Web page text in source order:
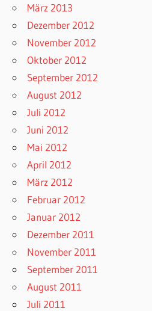
März 2013
Dezember 2012
November 2012
Oktober 2012
September 2012
August 2012
Juli 2012
Juni 2012
Mai 2012
April 2012
März 2012
Februar 2012
Januar 2012
Dezember 2011
November 2011
September 2011
August 2011
Juli 2011